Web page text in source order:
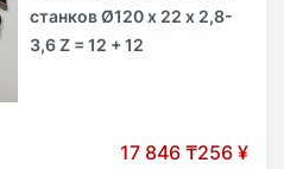
станков Ø120 х 22 х 2,8-
3,6 Z = 12 + 12
17 846 ₸256 ¥